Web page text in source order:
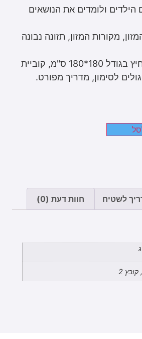
ולומדים את הנושאים
מקורות המזון, תזונה נבונה
בערכה: שטיח ברזנט רחיץ בגודל 180*180 ס"מ, קוביית
לשטיח חוות דעת (0)